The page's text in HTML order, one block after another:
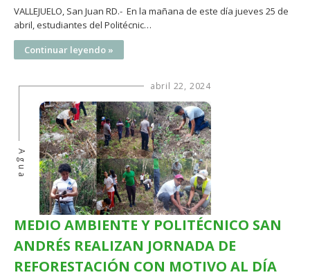
VALLEJUELO, San Juan RD.- En la mañana de este día jueves 25 de
abril, estudiantes del Politécnic…
Continuar leyendo »
abril 22, 2024
Agua
MEDIO AMBIENTE Y POLITÉCNICO SAN
ANDRÉS REALIZAN JORNADA DE
REFORESTACIÓN CON MOTIVO AL DÍA